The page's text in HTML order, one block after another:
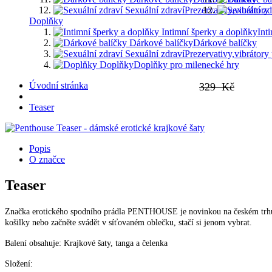
Sexuální zdraví
Doplňky
Intimní šperky a doplňky
Dárkové balíčkyDárkové balíčky
Sexuální zdraví
DoplňkyDoplňky pro milenecké hry
Úvodní stránka
Teaser
Popis
O značce
Teaser
Značka erotického spodního prádla PENTHOUSE je novinkou na českém
košilky nebo začněte svádět v síťovaném oblečku, stačí si jenom vybrat.
Balení obsahuje: Krajkové šaty, tanga a čelenka
Složení:
329 Kč